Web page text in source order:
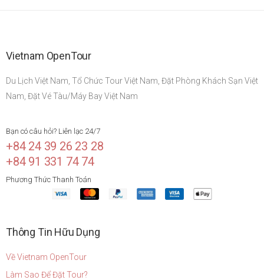
Vietnam OpenTour
Du Lịch Việt Nam, Tổ Chức Tour Việt Nam, Đặt Phòng Khách Sạn Việt
Nam, Đặt Vé Tàu/Máy Bay Việt Nam
Bạn có câu hỏi? Liên lạc 24/7
+84 24 39 26 23 28
+84 91 331 74 74
Phương Thức Thanh Toán
Thông Tin Hữu Dụng
Về Vietnam OpenTour
Làm Sao Để Đặt Tour?